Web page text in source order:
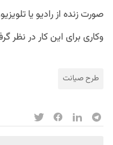
صورت زنده از رادیو یا
وکاری برای این کار در نظر
طرح صیانت